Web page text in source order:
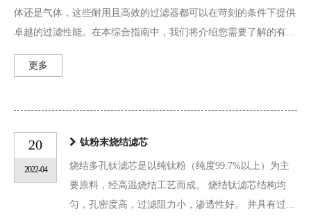
体还是气体，这些耐用且高效的过滤器都可以在苛刻的条件下提供
卓越的过滤性能。在本综合指南中，我们将介绍您需要了解的有...
更多
20
2022-04
钛粉末烧结滤芯
烧结多孔钛滤芯是以纯钛粉（纯度99.7%以上）为主
要原料，经高温烧结工艺而成。 烧结钛滤芯结构均
匀，孔密度高，过滤阻力小，渗透性好。 并具有过...